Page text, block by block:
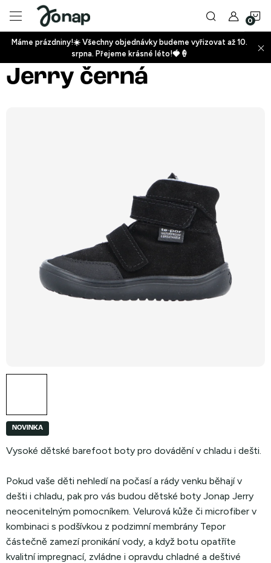
obsah
+
Máme prázdniny!☀️ Všechny objednávky budeme vyřizovat až 10.
srpna. Přejeme krásné léto!🍓🍦
Jerry černá
NOVINKA
Vysoké dětské barefoot boty pro dovádění v chladu i dešti.
Pokud vaše děti nehledí na počasí a rády venku běhají v
dešti i chladu, pak pro vás budou dětské boty Jonap Jerry
neocenitelným pomocníkem. Velurová kůže či microfiber v
kombinaci s podšívkou z podzimní membrány Tepor
částečně zamezí pronikání vody, a když botu opatříte
kvalitní impregnací, zvládne i opravdu chladné a deštivé